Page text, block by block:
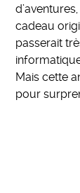
cadeau
passerait
Mais cette
pour